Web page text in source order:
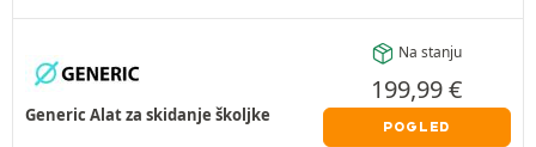
Generic Alat za skidanje školjke
Na stanju
199,99€
POGLED